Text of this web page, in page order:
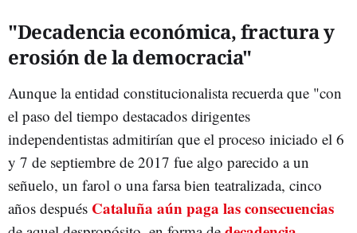
"Decadencia económica, fractura y
erosión de la democracia"
Aunque la entidad constitucionalista recuerda que "con
el paso del tiempo destacados dirigentes
independentistas admitirían que el proceso iniciado el 6
y 7 de septiembre de 2017 fue algo parecido a un
señuelo, un farol o una farsa bien teatralizada, cinco
años después Cataluña aún paga las consecuencias